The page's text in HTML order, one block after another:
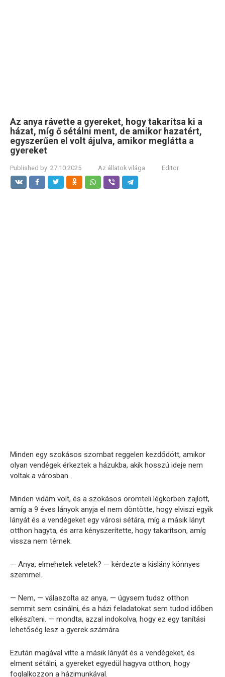
Az anya rávette a gyereket, hogy takarítsa ki a
házat, míg ő sétálni ment, de amikor hazatért,
egyszerűen el volt ájulva, amikor meglátta a
gyereket
Published by: 27.10.2025 Az állatok világa Editor
Minden egy szokásos szombat reggelen kezdődött, amikor
olyan vendégek érkeztek a házukba, akik hosszú ideje nem
voltak a városban.
Minden vidám volt, és a szokásos örömteli légkörben zajlott,
amíg a 9 éves lányok anyja el nem döntötte, hogy elviszi egyik
lányát és a vendégeket egy városi sétára, míg a másik lányt
otthon hagyta, és arra kényszerítette, hogy takarítson, amíg
vissza nem térnek.
— Anya, elmehetek veletek? — kérdezte a kislány könnyes
szemmel.
— Nem, — válaszolta az anya, — úgysem tudsz otthon
semmit sem csinálni, és a házi feladatokat sem tudod időben
elkészíteni. — mondta, azzal indokolva, hogy ez egy tanítási
lehetőség lesz a gyerek számára.
Ezután magával vitte a másik lányát és a vendégeket, és
elment sétálni, a gyereket egyedül hagyva otthon, hogy
foglalkozzon a házimunkával.